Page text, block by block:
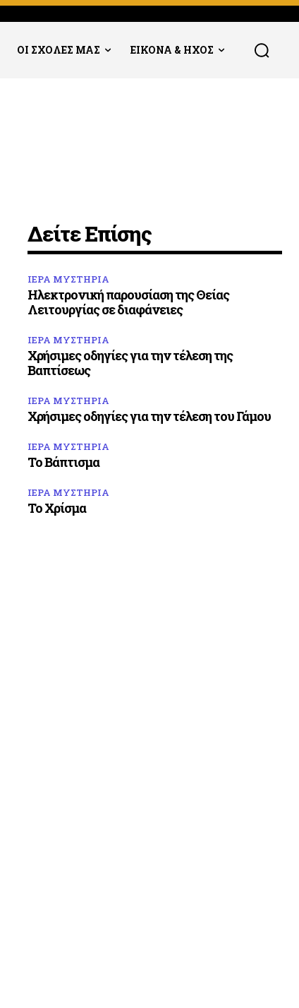
ΟΙ ΣΧΟΛΕΣ ΜΑΣ ΕΙΚΟΝΑ & ΗΧΟΣ
Δείτε Επίσης
ΙΕΡΑ ΜΥΣΤΗΡΙΑ
Ηλεκτρονική παρουσίαση της Θείας
Λειτουργίας σε διαφάνειες
ΙΕΡΑ ΜΥΣΤΗΡΙΑ
Χρήσιμες οδηγίες για την τέλεση της
Βαπτίσεως
ΙΕΡΑ ΜΥΣΤΗΡΙΑ
Χρήσιμες οδηγίες για την τέλεση του Γάμου
ΙΕΡΑ ΜΥΣΤΗΡΙΑ
Το Βάπτισμα
ΙΕΡΑ ΜΥΣΤΗΡΙΑ
Το Χρίσμα